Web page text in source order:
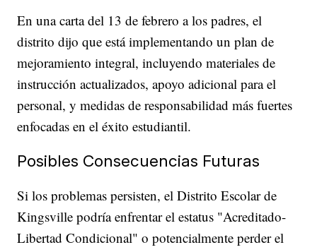
En una carta del 13 de febrero a los padres, el
distrito dijo que está implementando un plan de
mejoramiento integral, incluyendo materiales de
instrucción actualizados, apoyo adicional para el
personal, y medidas de responsabilidad más fuertes
enfocadas en el éxito estudiantil.
Posibles Consecuencias Futuras
Si los problemas persisten, el Distrito Escolar de
Kingsville podría enfrentar el estatus "Acreditado-
Libertad Condicional" o potencialmente perder el